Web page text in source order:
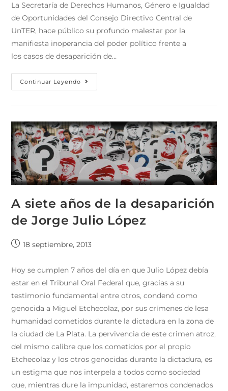
La Secretaría de Derechos Humanos, Género e Igualdad
de Oportunidades del Consejo Directivo Central de
UnTER, hace público su profundo malestar por la
manifiesta inoperancia del poder político frente a
los casos de desaparición de…
Continuar Leyendo
A siete años de la desaparición
de Jorge Julio López
18 septiembre, 2013
Hoy se cumplen 7 años del día en que Julio López debía
estar en el Tribunal Oral Federal que, gracias a su
testimonio fundamental entre otros, condenó como
genocida a Miguel Etchecolaz, por sus crímenes de lesa
humanidad cometidos durante la dictadura en la zona de
la ciudad de La Plata. La pervivencia de este crimen atroz,
del mismo calibre que los cometidos por el propio
Etchecolaz y los otros genocidas durante la dictadura, es
un estigma que nos interpela a todos como sociedad
que, mientras dure la impunidad, estaremos condenados